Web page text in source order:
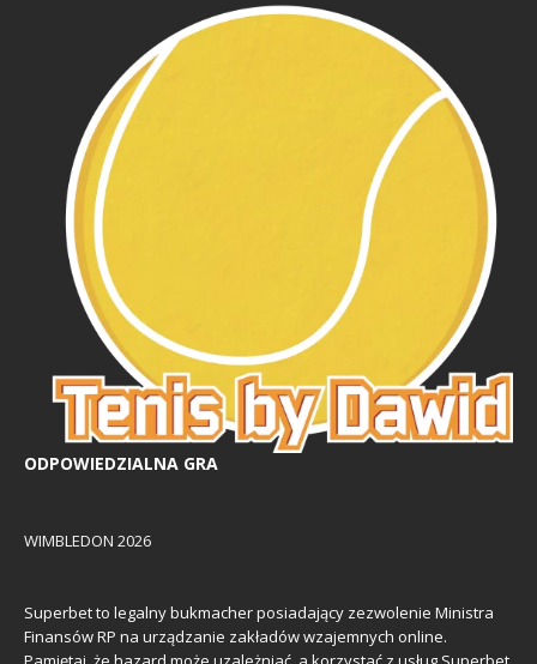
ODPOWIEDZIALNA GRA
WIMBLEDON 2026
Superbet to legalny bukmacher posiadający zezwolenie Ministra
Finansów RP na urządzanie zakładów wzajemnych online.